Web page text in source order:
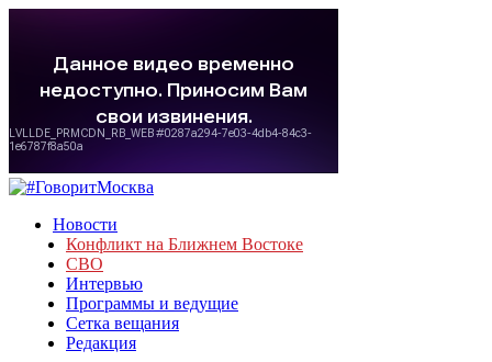
Новости
Конфликт на Ближнем Востоке
СВО
Интервью
Программы и ведущие
Сетка вещания
Редакция